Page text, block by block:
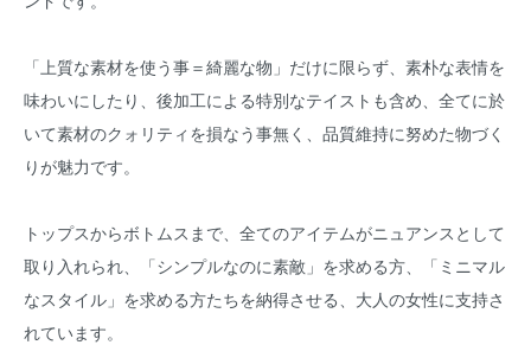
「上質な素材を使う事＝綺麗な物」だけに限らず、素朴な表情を
味わいにしたり、後加工による特別なテイストも含め、全てに於
いて素材のクォリティを損なう事無く、品質維持に努めた物づく
りが魅力です。
トップスからボトムスまで、全てのアイテムがニュアンスとして
取り入れられ、「シンプルなのに素敵」を求める方、「ミニマル
なスタイル」を求める方たちを納得させる、大人の女性に支持さ
れています。